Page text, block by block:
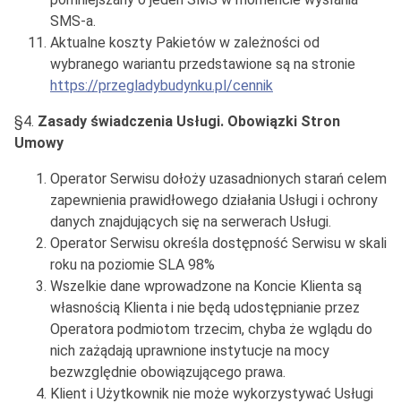
SMS-a.
Aktualne koszty Pakietów w zależności od
wybranego wariantu przedstawione są na stronie
https://przegladybudynku.pl/cennik
§4. Zasady świadczenia Usługi. Obowiązki Stron
Umowy
Operator Serwisu dołoży uzasadnionych starań celem
zapewnienia prawidłowego działania Usługi i ochrony
danych znajdujących się na serwerach Usługi.
Operator Serwisu określa dostępność Serwisu w skali
roku na poziomie SLA 98%
Wszelkie dane wprowadzone na Koncie Klienta są
własnością Klienta i nie będą udostępnianie przez
Operatora podmiotom trzecim, chyba że wglądu do
nich zażądają uprawnione instytucje na mocy
bezwzględnie obowiązującego prawa.
Klient i Użytkownik nie może wykorzystywać Usługi